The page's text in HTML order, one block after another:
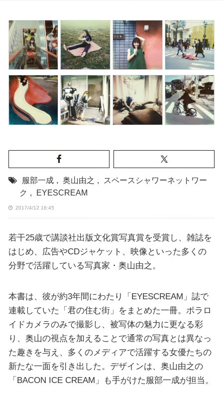
服部一成 , 奥山由之 ,
スペースシャワーネットワー
ク , EYESCREAM
2017/4/12 16:45
若干25歳で講談社出版文化賞写真賞を受賞し、雑誌を
はじめ、広告やCDジャケット、映像といった多くの
分野で活躍している写真家・奥山由之。
本書は、彼が約3年間にわたり「EYESCREAM」誌で
連載していた「君の住む街」をまとめた一冊。ポラロ
イドカメラのみで撮影し、被写体の魅力に更なる彩
り、奥山の視点を加えることで通常の写真とは異なっ
た趣きを与え、多くのメディアで活躍する女優たちの
新たな一面を引き出した。デザインは、奥山由之の
「BACON ICE CREAM」も手がけた服部一成が担当。